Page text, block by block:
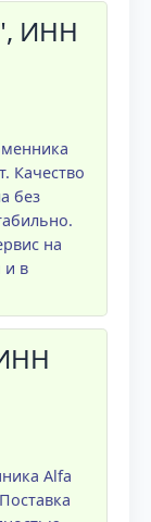
ИНН
Качество
без
на
и в
Alfa